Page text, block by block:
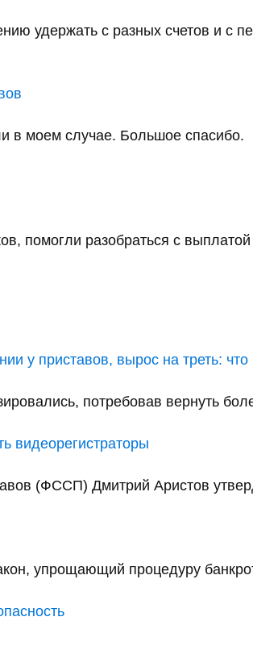
удержать с разных счетов и с
в моем случае. Большое спасибо.
помогли разобраться с
у приставов, вырос на треть: что
потребовав вернуть
видеорегистраторы
(ФССП) Дмитрий Аристов
упрощающий процедуру